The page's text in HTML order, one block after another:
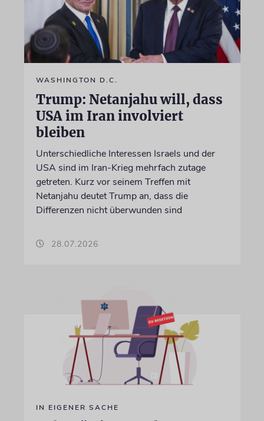
WASHINGTON D.C.
Trump: Netanjahu will, dass
USA im Iran involviert
bleiben
Unterschiedliche Interessen Israels und der
USA sind im Iran-Krieg mehrfach zutage
getreten. Kurz vor seinem Treffen mit
Netanjahu deutet Trump an, dass die
Differenzen nicht überwunden sind
28.07.2026
IN EIGENER SACHE